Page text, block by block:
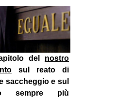
POPOLARE
del nostro
sul reato di
saccheggio e sul
sempre più